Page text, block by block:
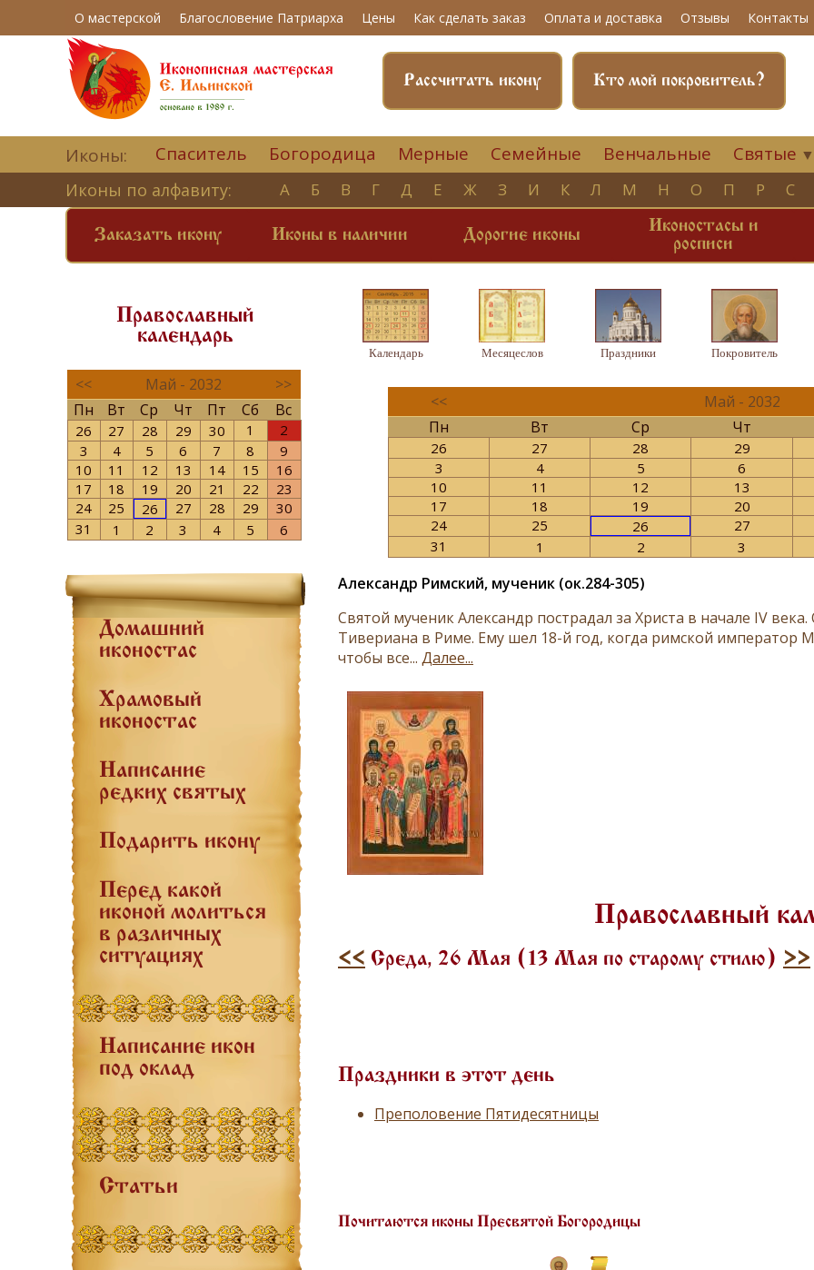
О мастерской Благословение Патриарха Цены Как сделать заказ Оплата и доставка Отзывы Контакты
Кто мой покровитель?
Рассчитать икону
Иконы: Спаситель Богородица Мерные Семейные Венчальные Святые ▼
Иконы по алфавиту: А Б В Г Д Е Ж З И К Л М Н О П Р С
Заказать икону Иконы в наличии Дорогие иконы
Иконостасы и
росписи
Православный
календарь
<< Май - 2032
>>
Пн
Вт Ср Чт Пт Сб Вс
26 27 28 29 30 1
2
3
4 5 6 7 8
9
10
11 12 13 14 15
16
17
18 19 20 21 22
23
24
25 26 27 28 29
30
31
1 2 3 4 5 6
Домашний
иконостас
Храмовый
иконостас
Написание
редких святых
Подарить икону
Перед какой
иконой молиться
в различных
ситуациях
Написание икон
под оклад
Статьи
Календарь Месяцеслов Праздники Покровитель
<< Май - 2032
Пн
Вт Ср Чт
26 27 28 29
3
4 5 6
10
11 12 13
17
18 19 20
24
25 26 27
31
1 2 3
Александр Римский, мученик (ок.284-305)
Святой мученик Александр пострадал за Христа в начале IV
Тивериана в Риме. Ему шел 18-й год, когда римской император
чтобы все... Далее...
Православный
<< Среда, 26 Мая (13 Мая по старому стилю) >>
Праздники в этот день
Преполовение Пятидесятницы
Почитаются иконы Пресвятой Богородицы